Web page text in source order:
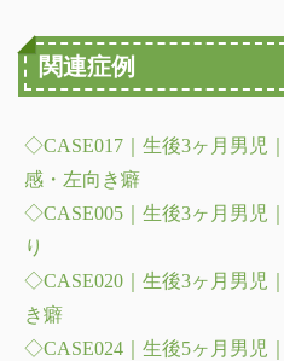
関連症例
◇CASE017｜生後3ヶ月男児
感・左向き癖
◇CASE005｜生後3ヶ月男児
り
◇CASE020｜生後3ヶ月男児
き癖
◇CASE024｜生後5ヶ月男児